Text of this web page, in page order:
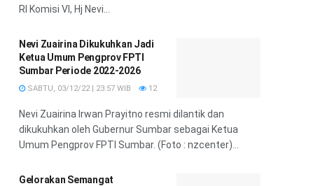
RI Komisi VI, Hj Nevi...
Nevi Zuairina Dikukuhkan Jadi
Ketua Umum Pengprov FPTI
Sumbar Periode 2022-2026
SABTU, 03/12/22 | 23:57 WIB 12
Nevi Zuairina Irwan Prayitno resmi dilantik dan
dikukuhkan oleh Gubernur Sumbar sebagai Ketua
Umum Pengprov FPTI Sumbar. (Foto : nzcenter)...
Gelorakan Semangat